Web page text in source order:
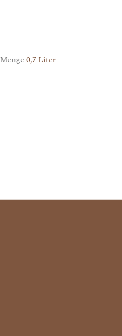
Menge 0,7 Liter